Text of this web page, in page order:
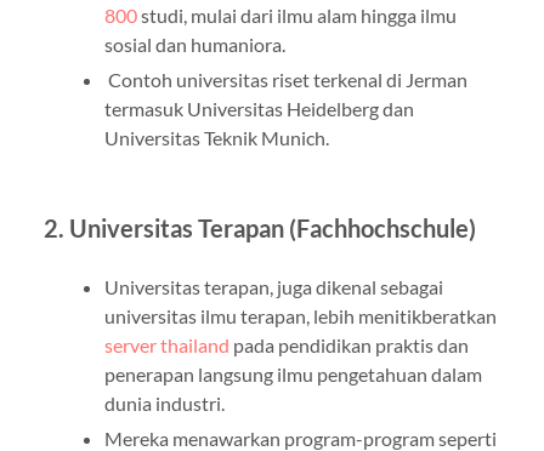
800studi, mulai dari ilmu alam hingga ilmu
sosial dan humaniora.
Contoh universitas riset terkenal di Jerman
termasuk Universitas Heidelberg dan
Universitas Teknik Munich.
2. Universitas Terapan (Fachhochschule)
Universitas terapan, juga dikenal sebagai
universitas ilmu terapan, lebih menitikberatkan
server thailand pada pendidikan praktis dan
penerapan langsung ilmu pengetahuan dalam
dunia industri.
Mereka menawarkan program-program seperti